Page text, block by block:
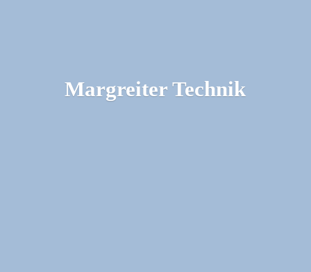
Margreiter Technik